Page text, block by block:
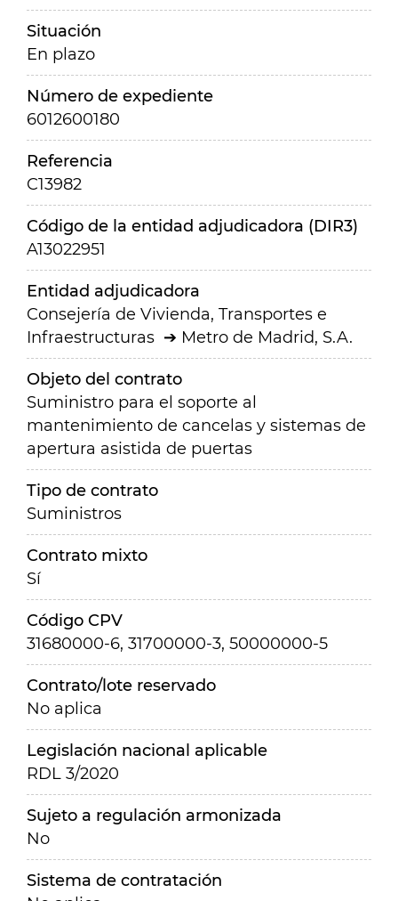
Situación
En plazo
Número de expediente
6012600180
Referencia
C13982
Código de la entidad adjudicadora (DIR3)
A13022951
Entidad adjudicadora
Consejería de Vivienda, Transportes e
Infraestructuras
Metro de Madrid, S.A.
Objeto del contrato
Suministro para el soporte al
mantenimiento de cancelas y sistemas de
apertura asistida de puertas
Tipo de contrato
Suministros
Contrato mixto
Sí
Código CPV
31680000-6, 31700000-3, 50000000-5
Contrato/lote reservado
No aplica
Legislación nacional aplicable
RDL 3/2020
Sujeto a regulación armonizada
No
Sistema de contratación